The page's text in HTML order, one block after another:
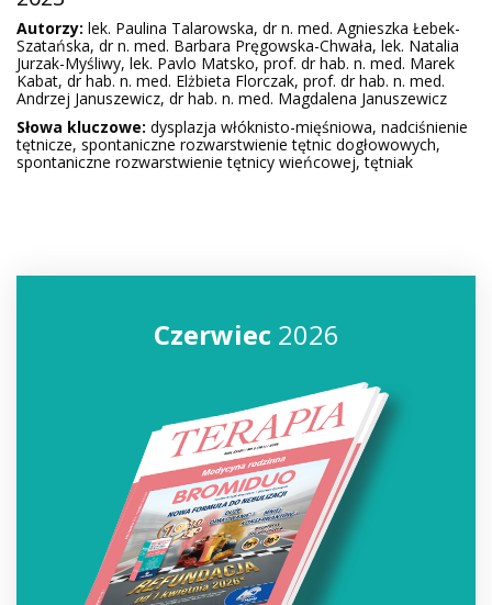
Autorzy: lek. Paulina Talarowska, dr n. med. Agnieszka Łebek-
Szatańska, dr n. med. Barbara Pręgowska-Chwała, lek. Natalia
Jurzak-Myśliwy, lek. Pavlo Matsko, prof. dr hab. n. med. Marek
Kabat, dr hab. n. med. Elżbieta Florczak, prof. dr hab. n. med.
Andrzej Januszewicz, dr hab. n. med. Magdalena Januszewicz
Słowa kluczowe: dysplazja włóknisto-mięśniowa, nadciśnienie
tętnicze, spontaniczne rozwarstwienie tętnic dogłowowych,
spontaniczne rozwarstwienie tętnicy wieńcowej, tętniak
Czerwiec2026